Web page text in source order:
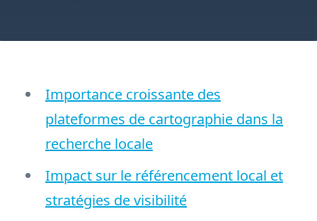
Importance croissante des
plateformes de cartographie dans la
recherche locale
Impact sur le référencement local et
stratégies de visibilité